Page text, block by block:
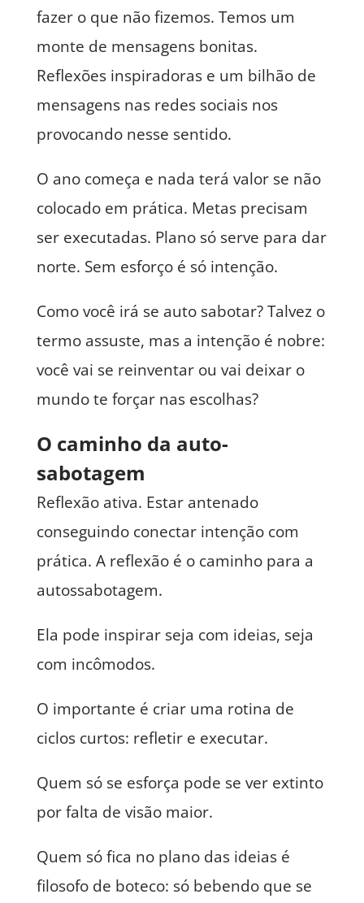
fazer o que não fizemos. Temos um
monte de mensagens bonitas.
Reflexões inspiradoras e um bilhão de
mensagens nas redes sociais nos
provocando nesse sentido.
O ano começa e nada terá valor se não
colocado em prática. Metas precisam
ser executadas. Plano só serve para dar
norte. Sem esforço é só intenção.
Como você irá se auto sabotar? Talvez o
termo assuste, mas a intenção é nobre:
você vai se reinventar ou vai deixar o
mundo te forçar nas escolhas?
O caminho da auto-
sabotagem
Reflexão ativa. Estar antenado
conseguindo conectar intenção com
prática. A reflexão é o caminho para a
autossabotagem.
Ela pode inspirar seja com ideias, seja
com incômodos.
O importante é criar uma rotina de
ciclos curtos: refletir e executar.
Quem só se esforça pode se ver extinto
por falta de visão maior.
Quem só fica no plano das ideias é
filosofo de boteco: só bebendo que se